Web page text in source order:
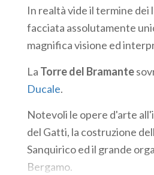
In realtà vide il termine dei
facciata assolutamente
magnifica visione ed
La Torre del Bramante
Ducale.
Notevoli le opere d'arte
del Gatti, la costruzione
Sanquirico ed il grande
Bergamo.